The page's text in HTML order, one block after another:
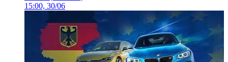
15:00, 30/06